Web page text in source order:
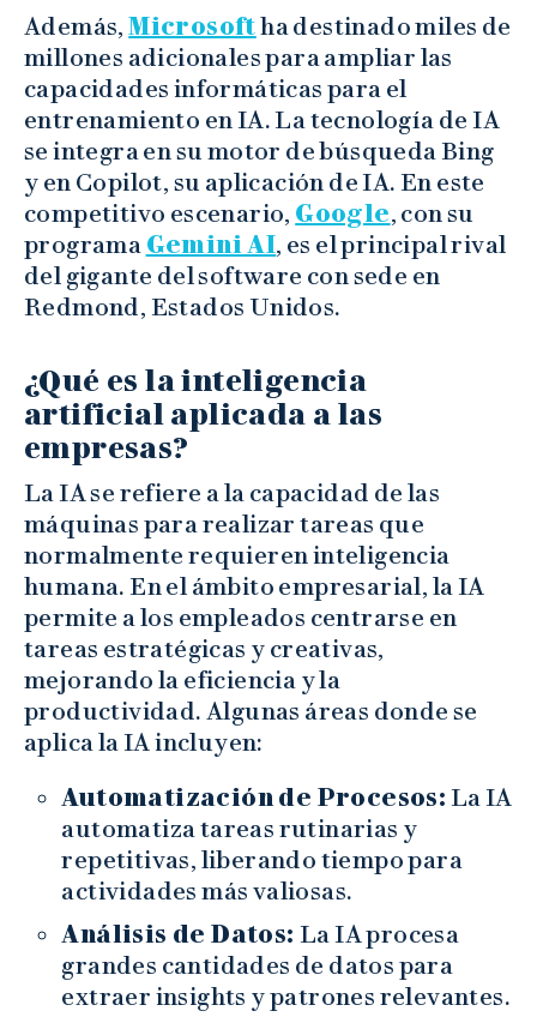
Además,Microsoftha destinado miles de
millones adicionales para ampliar las
capacidades informáticas para el
entrenamiento en IA. La tecnología de IA
se integra en su motor de búsqueda Bing
y en Copilot, su aplicación de IA. En este
competitivo escenario, Google, con su
programa Gemini AI, es el principal rival
del gigante del software con sede en
Redmond, Estados Unidos.
¿Qué es la inteligencia
artificial aplicada a las
empresas?
La IA se refiere a la capacidad de las
máquinas para realizar tareas que
normalmente requieren inteligencia
humana. En el ámbito empresarial, la IA
permite a los empleados centrarse en
tareas estratégicas y creativas,
mejorando la eficiencia y la
productividad. Algunas áreas donde se
aplica la IA incluyen:
Automatización de Procesos: La IA
automatiza tareas rutinarias y
repetitivas, liberando tiempo para
actividades más valiosas.
Análisis de Datos:La IA procesa
grandes cantidades de datos para
extraer insights y patrones relevantes.